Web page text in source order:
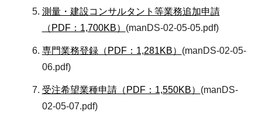
測量・建設コンサルタント等業務追加申請
（PDF：1,700KB） (manDS-02-05-05.pdf)
専門業務登録（PDF：1,281KB） (manDS-02-05-
06.pdf)
受注希望業種申請（PDF：1,550KB） (manDS-
02-05-07.pdf)